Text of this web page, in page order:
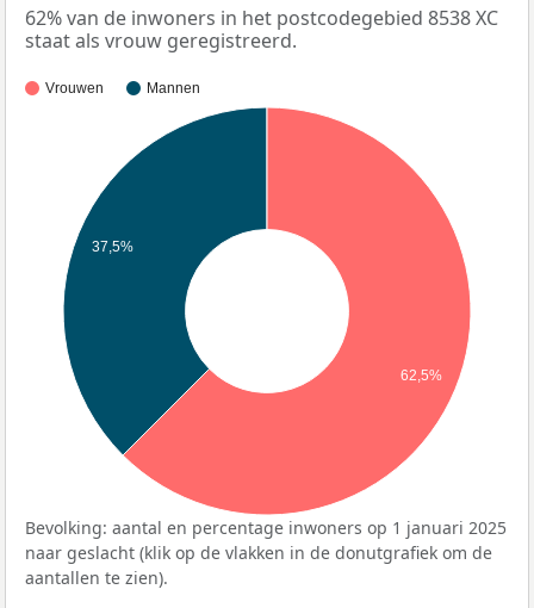
62% van de inwoners in het postcodegebied 8538 XC
staat als vrouw geregistreerd.
Vrouwen Mannen
37,5%
62,5%
Bevolking: aantal en percentage inwoners op 1 januari 2025
naar geslacht (klik op de vlakken in de donutgrafiek om de
aantallen te zien).